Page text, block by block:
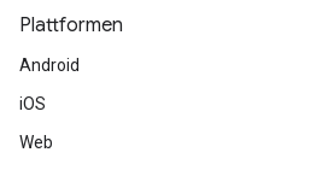
Plattformen
Android
iOS
Web